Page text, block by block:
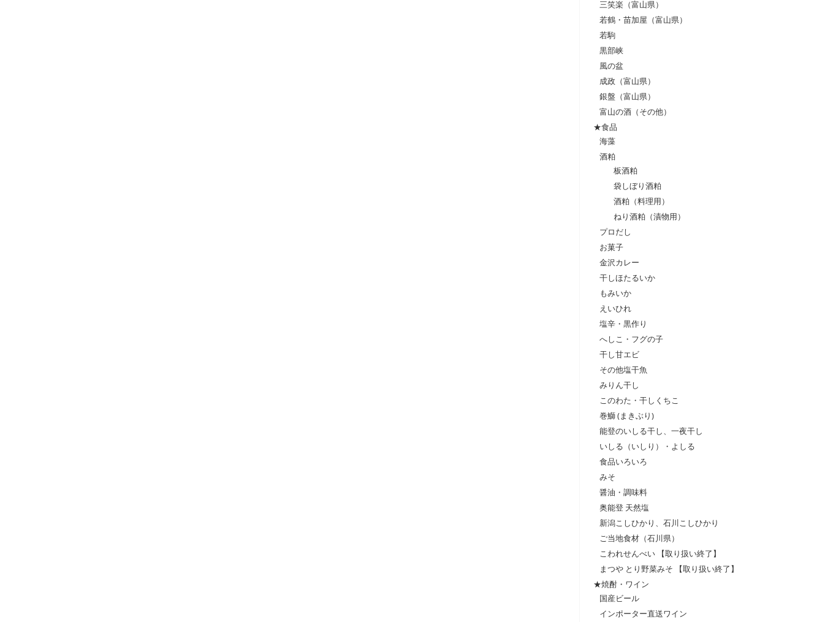
三笑楽（富山県）
若鶴・苗加屋（富山県）
若駒
黒部峡
風の盆
成政（富山県）
銀盤（富山県）
富山の酒（その他）
★食品
海藻
酒粕
板酒粕
袋しぼり酒粕
酒粕（料理用）
ねり酒粕（漬物用）
プロだし
お菓子
金沢カレー
干しほたるいか
もみいか
えいひれ
塩辛・黒作り
へしこ・フグの子
干し甘エビ
その他塩干魚
みりん干し
このわた・干しくちこ
巻鰤 (まきぶり)
能登のいしる干し、一夜干し
いしる（いしり）・よしる
食品いろいろ
みそ
醤油・調味料
奥能登 天然塩
新潟こしひかり、石川こしひかり
ご当地食材（石川県）
こわれせんべい 【取り扱い終了】
まつや とり野菜みそ 【取り扱い終了】
★焼酎・ワイン
国産ビール
インポーター直送ワイン